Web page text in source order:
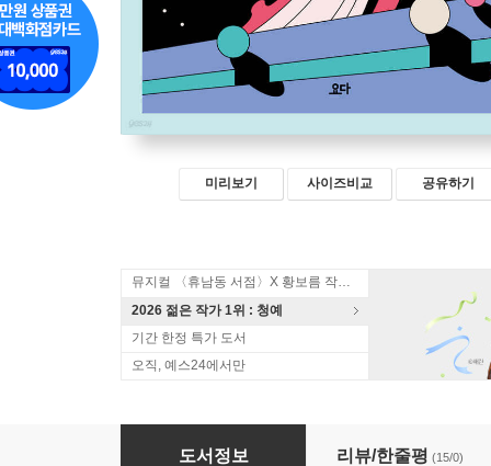
미리보기 사이즈비교 공유하기
뮤지컬 〈휴남동 서점〉X 황보름 작가 북토크
2026 젊은 작가 1위 : 청예
기간 한정 특가 도서
오직, 예스24에서만
0과 1의 계절
도서정보 리뷰/한줄평 (15/0)